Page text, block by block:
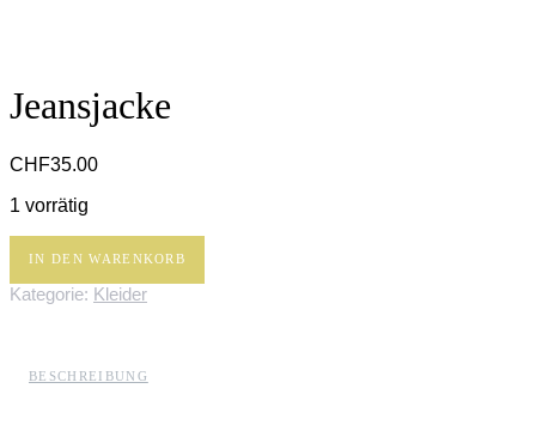
Jeansjacke
CHF35.00
1 vorrätig
Menge
IN DEN WARENKORB
Kategorie: Kleider
BESCHREIBUNG